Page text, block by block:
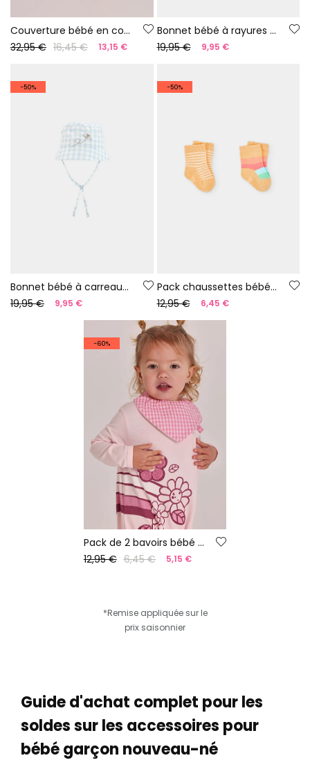
Couverture bébé en coton imprimé
32,95 € 16,45 € 13,15 €
Bonnet bébé à rayures noires et blanches.
19,95 €
9,95 €
-50%
Bonnet bébé à carreaux bleu et blanc
19,95 €
9,95 €
-50%
Pack chaussettes bébé coton jaune
12,95 €
6,45 €
-60%
Pack de 2 bavoirs bébé en coton imprimé
12,95 € 6,45 € 5,15 €
*Remise appliquée sur le
prix saisonnier
Guide d'achat complet pour les
soldes sur les accessoires pour
bébé garçon nouveau-né